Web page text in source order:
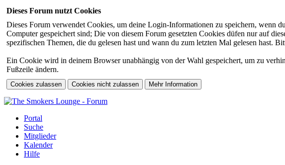
Dieses Forum nutzt Cookies
Dieses Forum verwendet Cookies, um deine Login-Informationen zu speichern, wenn
Computer gespeichert sind; Die von diesem Forum gesetzten Cookies düfen nur auf
spezifischen Themen, die du gelesen hast und wann du zum letzten Mal gelesen hast.
Ein Cookie wird in deinem Browser unabhängig von der Wahl gespeichert, um zu
Fußzeile ändern.
Portal
Suche
Mitglieder
Kalender
Hilfe